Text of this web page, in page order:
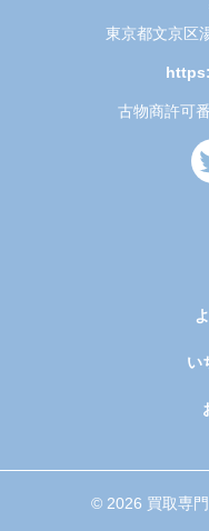
東京都文京区
古物商許可
い
© 2026 買取専